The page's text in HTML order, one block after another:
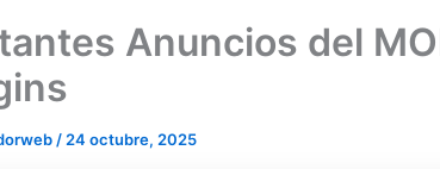
Anuncios del
/ 24 octubre, 2025